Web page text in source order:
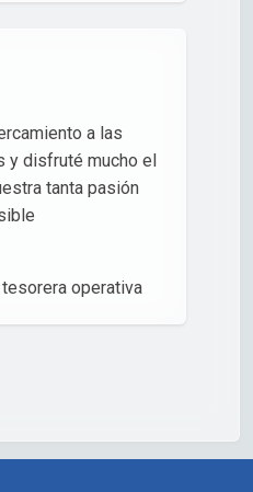
estratégica y mi
a asumir
a las
y disfruté mucho el
tanta pasión
operativa